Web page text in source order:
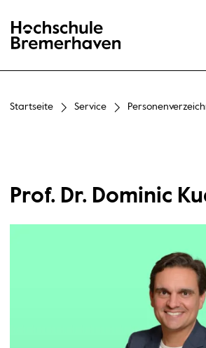
Hochschule Bremerhaven
Startseite Service
Prof. Dr. Dominic